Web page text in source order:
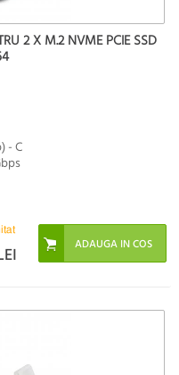
2 X M.2 NVME PCIE SSD
- C